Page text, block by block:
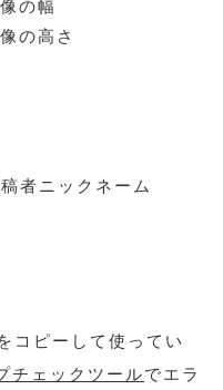
の幅
高さ
ニックネーム
コピーして使ってい
チェックツールでエラ